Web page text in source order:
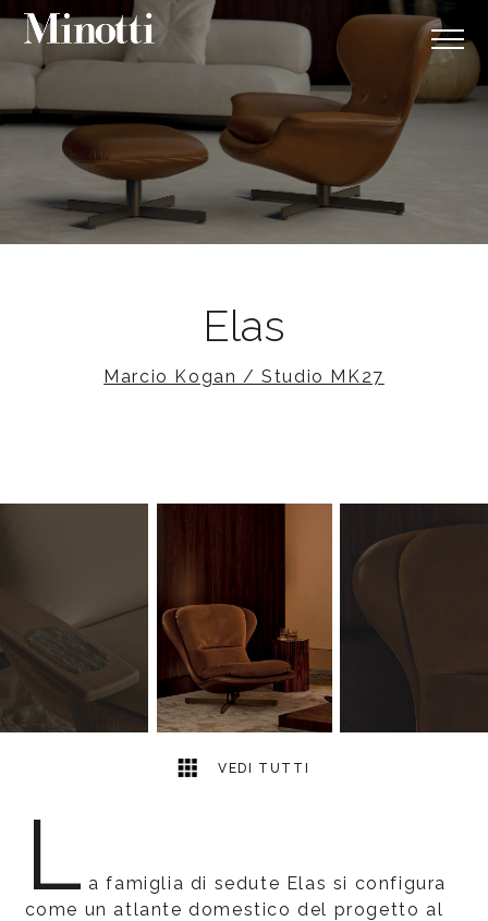
Elas
Marcio Kogan / Studio MK27
VEDI TUTTI
L a famiglia di sedute Elas si configura
come un atlante domestico del progetto al